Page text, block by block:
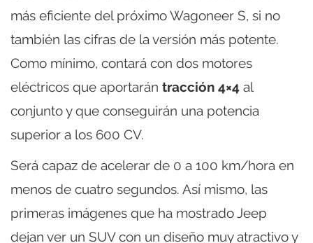
más eficiente del próximo Wagoneer S, si no
también las cifras de la versión más potente.
Como mínimo, contará con dos motores
eléctricos que aportarán tracción 4×4 al
conjunto y que conseguirán una potencia
superior a los 600 CV.
Será capaz de acelerar de 0 a 100 km/hora en
menos de cuatro segundos. Así mismo, las
primeras imágenes que ha mostrado Jeep
dejan ver un SUV con un diseño muy atractivo y